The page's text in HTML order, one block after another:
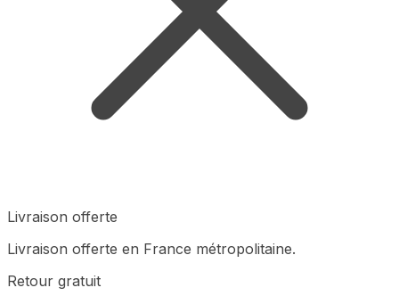
Livraison offerte
Livraison offerte en France métropolitaine.
Retour gratuit